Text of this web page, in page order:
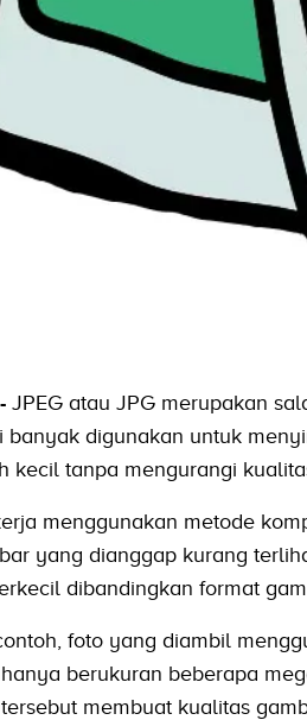
JPEG atau JPG merupakan
banyak digunakan untuk
kecil tanpa mengurangi
menggunakan metode
yang dianggap kurang
dibandingkan format
foto yang diambil
berukuran beberapa
membuat kualitas